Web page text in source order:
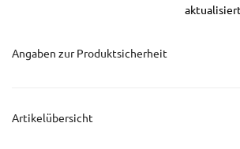
Angaben zur Produktsicherheit
Artikelübersicht